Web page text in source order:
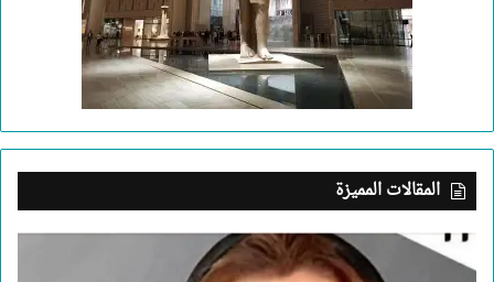
المقالات المميزة
بعد
جريمة